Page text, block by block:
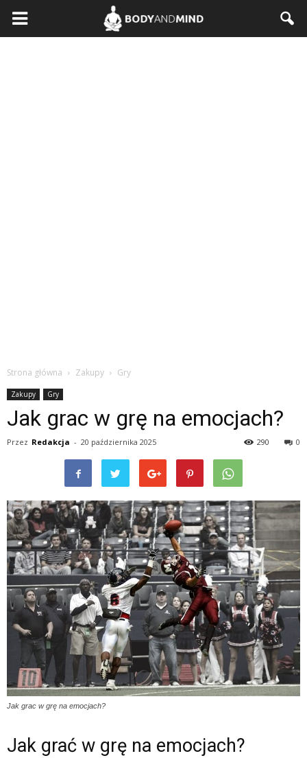
BodyAndMind.pl
Strona główna Zakupy Gry
Zakupy Gry
Jak grac w grę na emocjach?
Przez Redakcja - 20 października 2025 0
290
Jak grac w grę na emocjach?
Jak grać w grę na emocjach?